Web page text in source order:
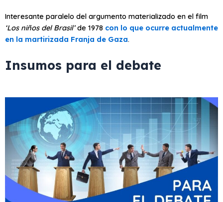
Interesante paralelo del argumento materializado en el film
‘Los niños del Brasil’de 1978 con lo que ocurre actualmente
en la martirizada Franja de Gaza.
Insumos para el debate